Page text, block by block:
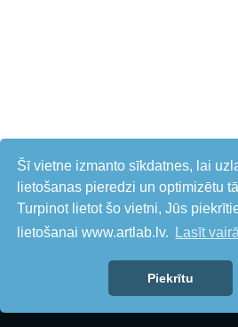
Šī vietne izmanto sīkdatnes, lai
lietošanas pieredzi un optimizētu
Turpinot lietot šo vietni, Jūs
lietošanai www.artlab.lv.
Lasīt
Piekrītu